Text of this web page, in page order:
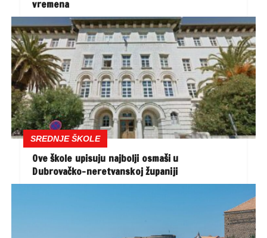
vremena
SREDNJE ŠKOLE
Ove škole upisuju najbolji osmaši u
Dubrovačko-neretvanskoj županiji